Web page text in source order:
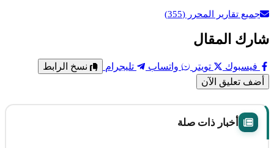
جميع تقارير المحرر (355)
شارك المقال
فيسبوك تويتر واتساب تليجرام
نسخ الرابط
أضف تعليق الآن
أخبار ذات صلة